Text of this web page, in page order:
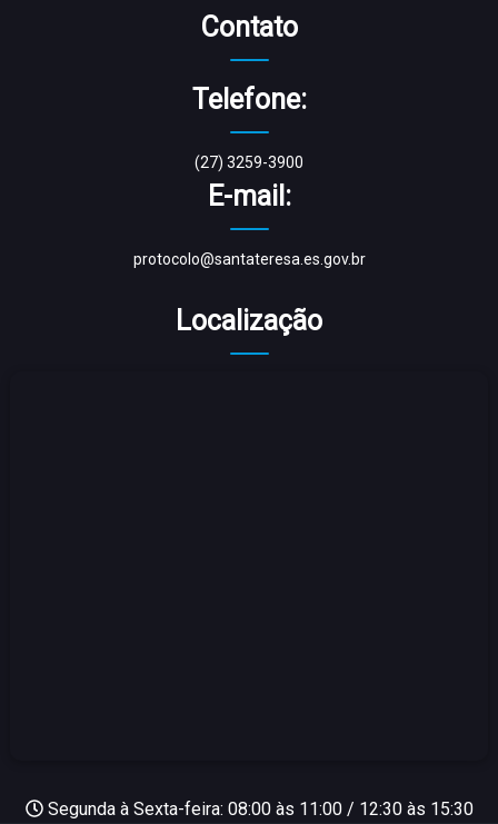
Contato
Telefone:
(27) 3259-3900
E-mail:
protocolo@santateresa.es.gov.br
Localização
Segunda à Sexta-feira: 08:00 às 11:00 / 12:30 às 15:30